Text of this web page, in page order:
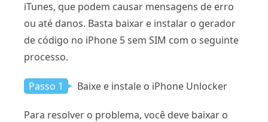
iTunes, que podem causar mensagens de erro
ou até danos. Basta baixar e instalar o gerador
de código no iPhone 5 sem SIM com o seguinte
processo.
Passo 1 Baixe e instale o iPhone Unlocker
Para resolver o problema, você deve baixar o